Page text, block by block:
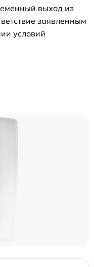
выход из
заявленным
условий